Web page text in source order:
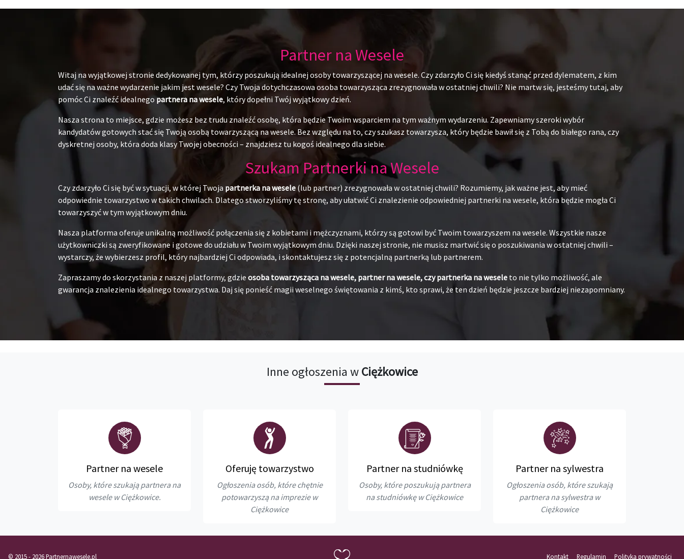
Partner na Wesele
Witaj na wyjątkowej stronie dedykowanej tym, którzy poszukują idealnej osoby towarzyszącej na wesele. Czy zdarzyło Ci się kiedyś stanąć przed dylematem, z kim
udać się na ważne wydarzenie jakim jest wesele? Czy Twoja dotychczasowa osoba towarzysząca zrezygnowała w ostatniej chwili? Nie martw się, jesteśmy tutaj, aby
pomóc Ci znaleźć idealnegopartnera na wesele, który dopełni Twój wyjątkowy dzień.
Nasza strona to miejsce, gdzie możesz bez trudu znaleźć osobę, która będzie Twoim wsparciem na tym ważnym wydarzeniu. Zapewniamy szeroki wybór
kandydatów gotowych stać się Twoją osobą towarzyszącą na wesele. Bez względu na to, czy szukasz towarzysza, który będzie bawił się z Tobą do białego rana, czy
dyskretnej osoby, która doda klasy Twojej obecności – znajdziesz tu kogoś idealnego dla siebie.
Szukam Partnerki na Wesele
Czy zdarzyło Ci się być w sytuacji, w której Twoja partnerka na wesele (lub partner) zrezygnowała w ostatniej chwili? Rozumiemy, jak ważne jest, aby mieć
odpowiednie towarzystwo w takich chwilach. Dlatego stworzyliśmy tę stronę, aby ułatwić Ci znalezienie odpowiedniej partnerki na wesele, która będzie mogła Ci
towarzyszyć w tym wyjątkowym dniu.
Nasza platforma oferuje unikalną możliwość połączenia się z kobietami i mężczyznami, którzy są gotowi być Twoim towarzyszem na wesele. Wszystkie nasze
użytkowniczki są zweryfikowane i gotowe do udziału w Twoim wyjątkowym dniu. Dzięki naszej stronie, nie musisz martwić się o poszukiwania w ostatniej chwili –
wystarczy, że wybierzesz profil, który najbardziej Ci odpowiada, i skontaktujesz się z potencjalną partnerką lub partnerem.
Zapraszamy do skorzystania z naszej platformy, gdzie osoba towarzysząca na wesele, partner na wesele, czy partnerka na wesele to nie tylko możliwość, ale
gwarancja znalezienia idealnego towarzystwa. Daj się ponieść magii weselnego świętowania z kimś, kto sprawi, że ten dzień będzie jeszcze bardziej niezapomniany.
Inne ogłoszenia wCiężkowice
Partner na wesele
Osoby, które szukają partnera na
wesele w Ciężkowice.
Oferuję towarzystwo
Ogłoszenia osób, które chętnie
potowarzyszą na imprezie w
Ciężkowice
Partner na studniówkę
Osoby, które poszukują partnera
na studniówkę w Ciężkowice
Partner na sylwestra
Ogłoszenia osób, które szukają
partnera na sylwestra w
Ciężkowice
© 2015 - 2026 Partnernawesele.pl Kontakt Regulamin Polityka prywatności